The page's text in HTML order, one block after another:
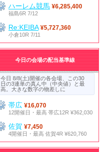
ハーレム競馬 ¥6,285,400
福島6R 7/12
Re:KEIBA ¥5,727,360
小倉10R 7/11
今日の会場の配当基準線
今日 8/8(土)開催の各会場、この30
日の3連単の真ん中（中央値）と最
高。大きな数字の物差しに
帯広¥16,070
12開催日・最高 帯広12R ¥362,030
佐賀¥7,450
4開催日・最高 佐賀4R ¥620,760